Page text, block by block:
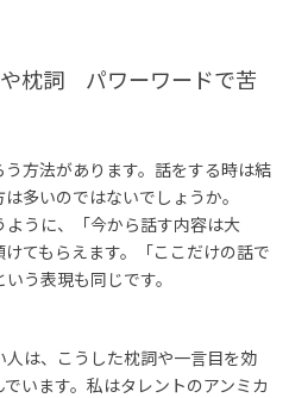
枕詞 パワーワードで苦
方法があります。話をする時は結
多いのではないでしょうか。
ように、「今から話す内容は大
てもらえます。「ここだけの話で
う表現も同じです。
は、こうした枕詞や一言目を効
います。私はタレントのアンミカ